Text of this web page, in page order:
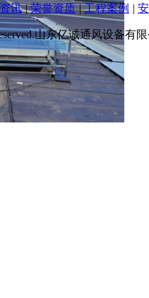
讯 | 荣誉资质 | 工程案例 |
山东亿诚通风设备有